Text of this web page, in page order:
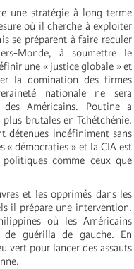
une stratégie à long terme
où il cherche à exploiter
se préparent à faire reculer
Monde, à soumettre le
une « justice globale » et
la domination des firmes
nationale ne sera
des Américains. Poutine a
brutales en Tchétchénie.
détenues indéfiniment sans
« démocraties » et la CIA est
politiques comme ceux que
et les opprimés dans les
il prépare une intervention.
où les Américains
de guérilla de gauche. En
vert pour lancer des assauts